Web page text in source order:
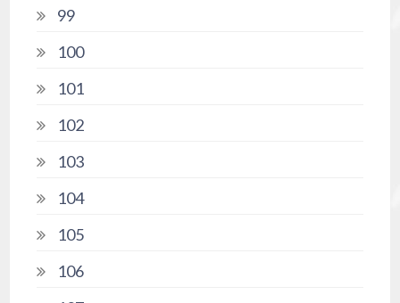
99
100
101
102
103
104
105
106